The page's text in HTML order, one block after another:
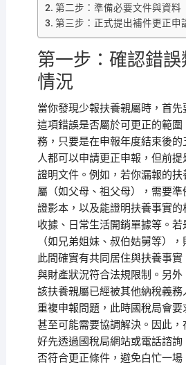
第二步：準備必要文件與資料
第三步：正式提出補件更正申
第一步：確認錯誤
情況
當你發現少報扶養親屬時，首
這項錯誤是否屬於可更正的範
務，只要是在申報年度結束後
人都可以申請更正申報，但前
證明文件。例如，若你漏報的
屬（如父母、祖父母），需要
證影本，以及能證明扶養事實
收據、日常生活開銷單據等。若
（如兄弟姐妹、叔伯姑舅等）
此間確實有共同居住與扶養事實
與財產狀況符合法規限制。另
該扶養親屬已經被其他納稅義務
重複申報問題，此時國稅局會要
甚至可能需要協調解決。因此，
好先透過國稅局網站或電話諮
否符合更正條件，避免白忙一場